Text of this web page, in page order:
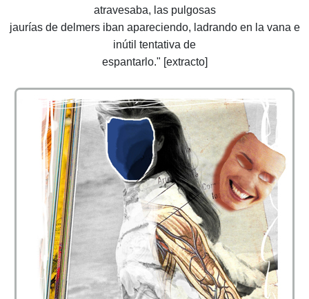
atravesaba, las pulgosas
jaurías de delmers iban apareciendo, ladrando en la vana e
inútil tentativa de
espantarlo." [extracto]